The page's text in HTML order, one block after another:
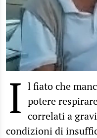
I l fiato che
potere
correlati a
condizioni di